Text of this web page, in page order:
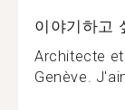
이야기하고
Architecte
Genève.